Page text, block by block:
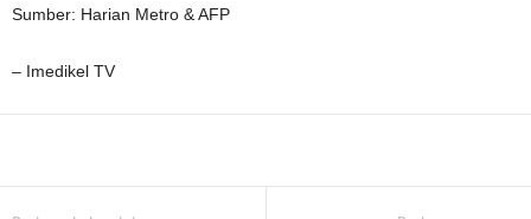
Sumber: Harian Metro & AFP
– Imedikel TV